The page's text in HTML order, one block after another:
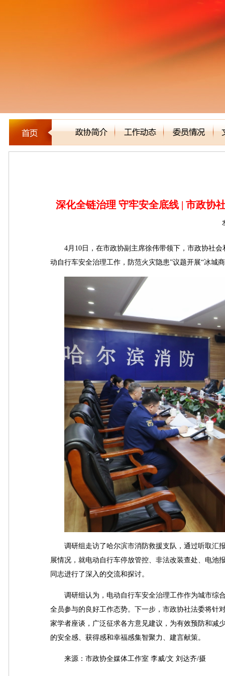
深化全链治理 守牢安全底线 | 市政协
4月10日，在市政协副主席徐伟带领下，市政协社会
动自行车安全治理工作，防范火灾隐患”议题开展“冰城
调研组走访了哈尔滨市消防救援支队，通过听取汇
展情况，就电动自行车停放管控、非法改装查处、电池
同志进行了深入的交流和探讨。
调研组认为，电动自行车安全治理工作作为城市综
全员参与的良好工作态势。下一步，市政协社法委将针
家学者座谈，广泛征求各方意见建议，为有效预防和减
的安全感、获得感和幸福感集智聚力、建言献策。
来源：市政协全媒体工作室 李威/文 刘达齐/摄